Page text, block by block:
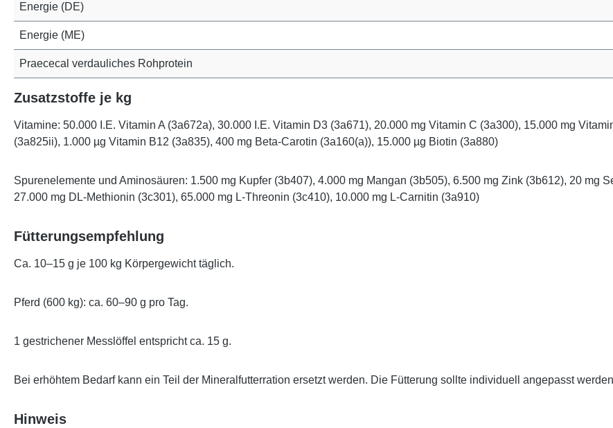
Energie (DE)
Energie (ME)
Praececal verdauliches Rohprotein
Zusatzstoffe je kg
Vitamine: 50.000 I.E. Vitamin A (3a672a), 30.000 I.E. Vitamin D3 (3a671), 20.000 mg Vitamin C (3a300), 15.000 mg
(3a825ii), 1.000 µg Vitamin B12 (3a835), 400 mg Beta-Carotin (3a160(a)), 15.000 µg Biotin (3a880)
Spurenelemente und Aminosäuren: 1.500 mg Kupfer (3b407), 4.000 mg Mangan (3b505), 6.500 mg Zink (3b612), 20 mg
27.000 mg DL-Methionin (3c301), 65.000 mg L-Threonin (3c410), 10.000 mg L-Carnitin (3a910)
Fütterungsempfehlung
Ca. 10–15 g je 100 kg Körpergewicht täglich.
Pferd (600 kg): ca. 60–90 g pro Tag.
1 gestrichener Messlöffel entspricht ca. 15 g.
Bei erhöhtem Bedarf kann ein Teil der Mineralfutterration ersetzt werden. Die Fütterung sollte individuell angepasst
Hinweis